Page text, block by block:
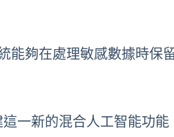
能夠在處理敏感數據時保
一新的混合人工智能功